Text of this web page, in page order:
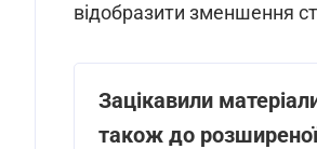
відобразити зменшення
Зацікавили
також до розширеної